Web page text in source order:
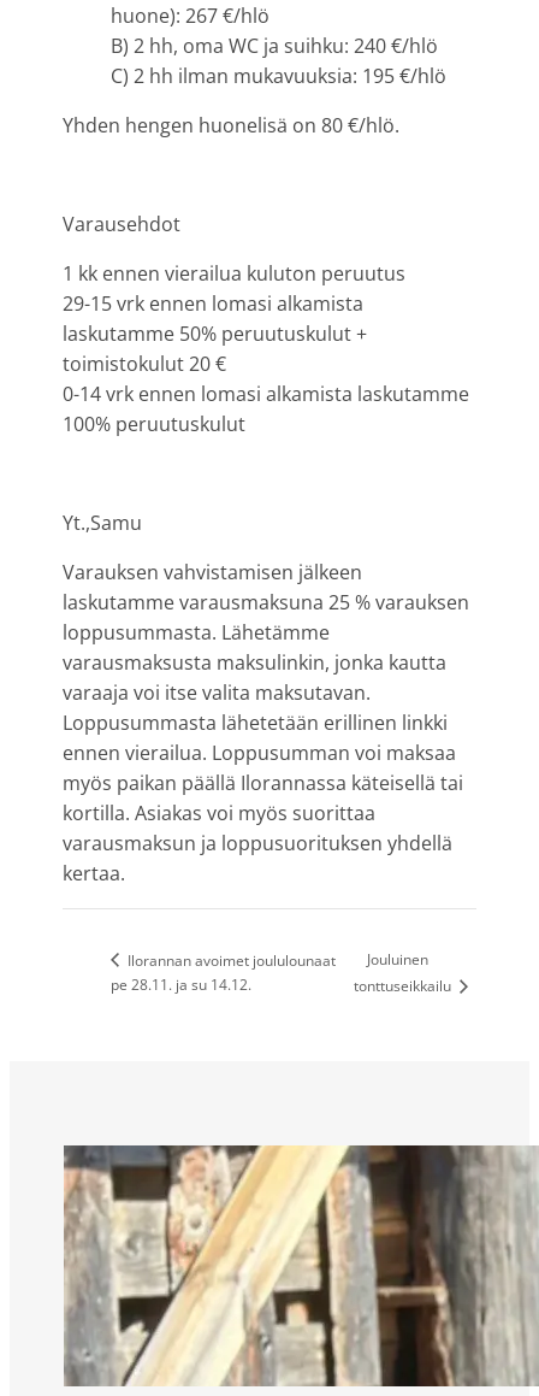
huone): 267 €/hlö
B) 2 hh, oma WC ja suihku: 240 €/hlö
C) 2 hh ilman mukavuuksia: 195 €/hlö
Yhden hengen huonelisä on 80 €/hlö.
Varausehdot
1 kk ennen vierailua kuluton peruutus
29-15 vrk ennen lomasi alkamista
laskutamme 50% peruutuskulut +
toimistokulut 20 €
0-14 vrk ennen lomasi alkamista laskutamme
100% peruutuskulut
Yt.,Samu
Varauksen vahvistamisen jälkeen
laskutamme varausmaksuna 25 % varauksen
loppusummasta. Lähetämme
varausmaksusta maksulinkin, jonka kautta
varaaja voi itse valita maksutavan.
Loppusummasta lähetetään erillinen linkki
ennen vierailua. Loppusumman voi maksaa
myös paikan päällä Ilorannassa käteisellä tai
kortilla. Asiakas voi myös suorittaa
varausmaksun ja loppusuorituksen yhdellä
kertaa.
Ilorannan avoimet joululounaat
pe 28.11. ja su 14.12.
Jouluinen
tonttuseikkailu